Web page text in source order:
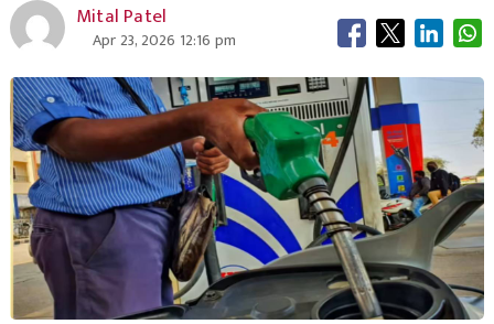
Mital Patel
Apr 23, 2026 12:16 pm